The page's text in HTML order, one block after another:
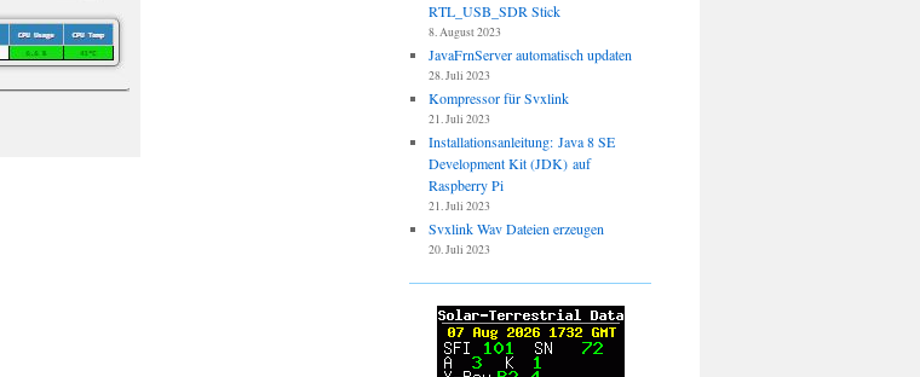
RTL_USB_SDR Stick
8. August 2023
JavaFrnServer automatisch updaten
28. Juli 2023
Kompressor für Svxlink
21. Juli 2023
Installationsanleitung: Java 8 SE
Development Kit (JDK) auf
Raspberry Pi
21. Juli 2023
Svxlink Wav Dateien erzeugen
20. Juli 2023